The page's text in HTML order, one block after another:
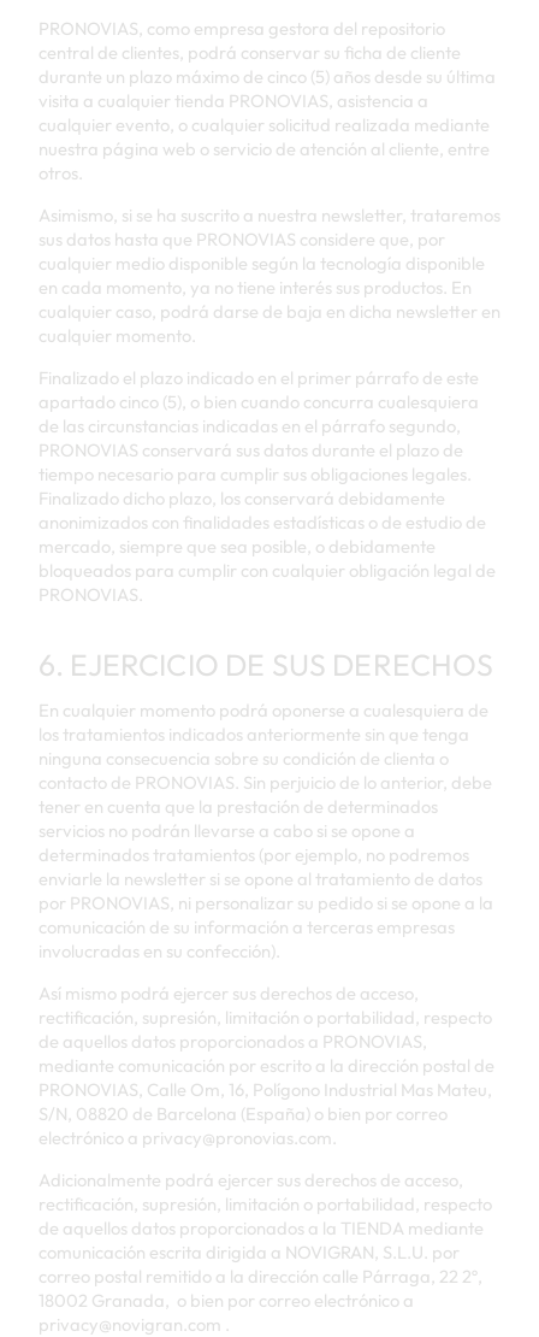
PRONOVIAS, como empresa gestora del repositorio
central de clientes, podrá conservar su ficha de cliente
durante un plazo máximo de cinco (5) años desde su última
visita a cualquier tienda PRONOVIAS, asistencia a
cualquier evento, o cualquier solicitud realizada mediante
nuestra página web o servicio de atención al cliente, entre
otros.
Asimismo, si se ha suscrito a nuestra newsletter, trataremos
sus datos hasta que PRONOVIAS considere que, por
cualquier medio disponible según la tecnología disponible
en cada momento, ya no tiene interés sus productos. En
cualquier caso, podrá darse de baja en dicha newsletter en
cualquier momento.
Finalizado el plazo indicado en el primer párrafo de este
apartado cinco (5), o bien cuando concurra cualesquiera
de las circunstancias indicadas en el párrafo segundo,
PRONOVIAS conservará sus datos durante el plazo de
tiempo necesario para cumplir sus obligaciones legales.
Finalizado dicho plazo, los conservará debidamente
anonimizados con finalidades estadísticas o de estudio de
mercado, siempre que sea posible, o debidamente
bloqueados para cumplir con cualquier obligación legal de
PRONOVIAS.
6. EJERCICIO DE SUS DERECHOS
En cualquier momento podrá oponerse a cualesquiera de
los tratamientos indicados anteriormente sin que tenga
ninguna consecuencia sobre su condición de clienta o
contacto de PRONOVIAS. Sin perjuicio de lo anterior, debe
tener en cuenta que la prestación de determinados
servicios no podrán llevarse a cabo si se opone a
determinados tratamientos (por ejemplo, no podremos
enviarle la newsletter si se opone al tratamiento de datos
por PRONOVIAS, ni personalizar su pedido si se opone a la
comunicación de su información a terceras empresas
involucradas en su confección).
Así mismo podrá ejercer sus derechos de acceso,
rectificación, supresión, limitación o portabilidad, respecto
de aquellos datos proporcionados a PRONOVIAS,
mediante comunicación por escrito a la dirección postal de
PRONOVIAS, Calle Om, 16, Polígono Industrial Mas Mateu,
S/N, 08820 de Barcelona (España) o bien por correo
electrónico a privacy@pronovias.com.
Adicionalmente podrá ejercer sus derechos de acceso,
rectificación, supresión, limitación o portabilidad, respecto
de aquellos datos proporcionados a la TIENDA mediante
comunicación escrita dirigida a NOVIGRAN, S.L.U. por
correo postal remitido a la dirección calle Párraga, 22 2º,
18002 Granada, o bien por correo electrónico a
privacy@novigran.com .